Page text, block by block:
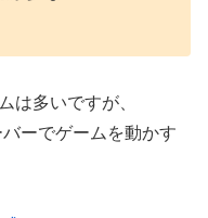
は多いですが、
ーでゲームを動かす